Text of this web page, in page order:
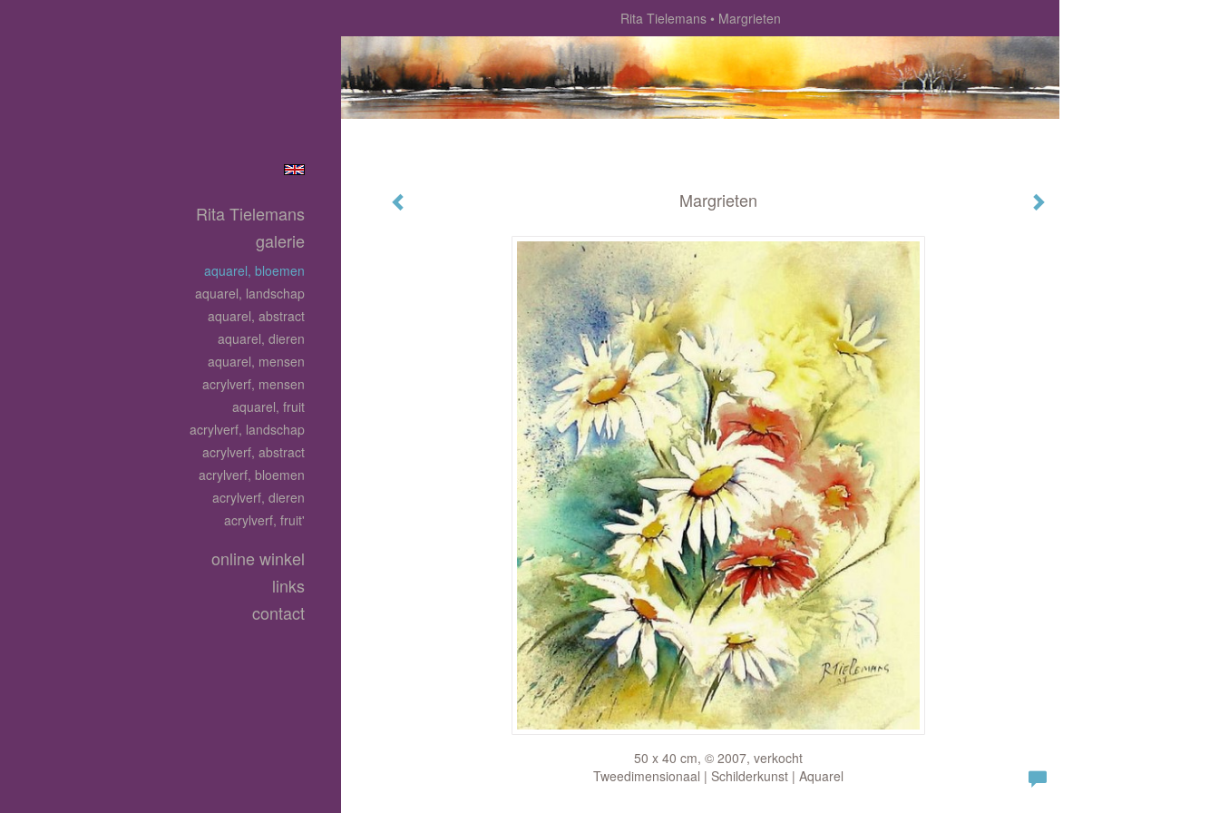
Rita Tielemans Margrieten
Margrieten
50 x 40 cm, © 2007, verkocht
Tweedimensionaal | Schilderkunst | Aquarel
Rita Tielemans
galerie
aquarel, bloemen
aquarel, landschap
aquarel, abstract
aquarel, dieren
aquarel, mensen
acrylverf, mensen
aquarel, fruit
acrylverf, landschap
acrylverf, abstract
acrylverf, bloemen
acrylverf, dieren
acrylverf, fruit'
online winkel
links
contact